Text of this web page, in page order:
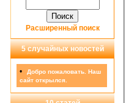
Расширенный поиск
5 случайных новостей
•
Добро пожаловать. Наш
сайт открылся.